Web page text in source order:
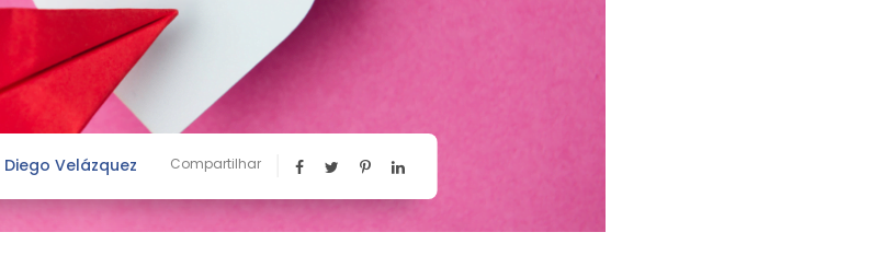
Diego Velázquez Compartilhar